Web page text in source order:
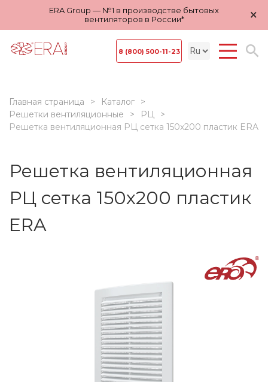
ERA Group — №1 в производстве бытовых
вентиляторов в России*
×
8 (800) 500-11-23
Главная страница
Каталог
Решетки вентиляционные
РЦ
Решетка вентиляционная РЦ сетка 150х200 пластик ERA
Решетка вентиляционная
РЦ сетка 150х200 пластик
ERA